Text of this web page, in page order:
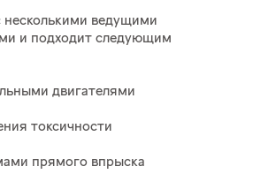
несколькими ведущими
и подходит следующим
двигателями
токсичности
прямого впрыска